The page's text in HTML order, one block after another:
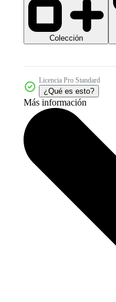
Colección
Licencia Pro Standard
¿Qué es esto?
Más información